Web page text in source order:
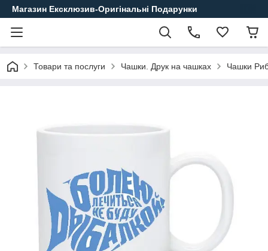
Магазин Ексклюзив-Оригінальні Подарунки
Товари та послуги Чашки. Друк на чашках Чашки